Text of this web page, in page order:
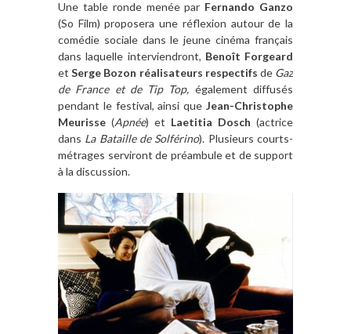
Une table ronde menée par Fernando Ganzo
(So Film) proposera une réflexion autour de la
comédie sociale dans le jeune cinéma français
dans laquelle interviendront, Benoît Forgeard
etSerge Bozon réalisateurs respectifs de Gaz
de France et de Tip Top, également diffusés
pendant le festival, ainsi que Jean-Christophe
Meurisse (Apnée) et Laetitia Dosch (actrice
dans La Bataille de Solférino). Plusieurs courts-
métrages serviront de préambule et de support
à la discussion.